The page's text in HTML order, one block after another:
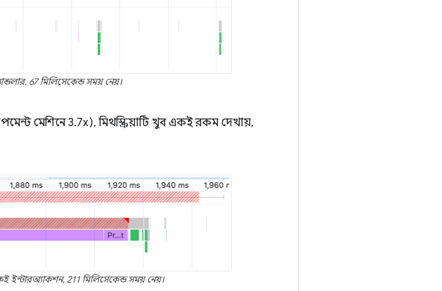
67 মিলিসেকেন্ড সময় নেয়।
মেশিনে 3.7x), মিথস্ক্রিয়াটি খুব একই রকম দেখায়,
ইন্টারঅ্যাকশন, 211 মিলিসেকেন্ড সময় নেয়।